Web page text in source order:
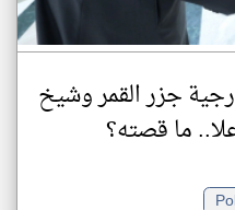
جزر القمر وشيخ
ما قصته؟